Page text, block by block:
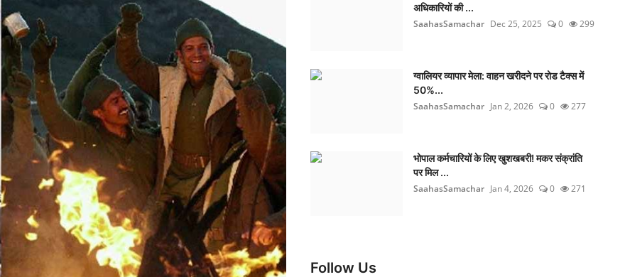
अधिकारियों की ...
SaahasSamachar Dec 25, 2025 0 299
ग्वालियर व्यापार मेला: वाहन खरीदने पर रोड टैक्स में
50%...
SaahasSamachar Jan 2, 2026 0 277
भोपाल कर्मचारियों के लिए खुशखबरी! मकर संक्रांति
पर मिल ...
SaahasSamachar Jan 4, 2026 0 271
Follow Us